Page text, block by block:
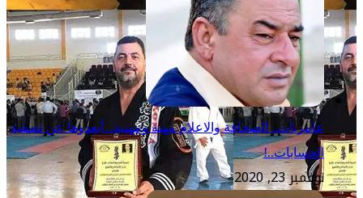
عامريات.. الصحافة والاعلام مهنة ومهنية.. أبعدوها عن تصفية
الحسابات..!
نوفمبر 23, 2020